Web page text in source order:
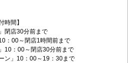
時間】
閉店30分前まで
：00～閉店1時間前まで
10：00～閉店30分前まで
ン」10：00～19：30まで